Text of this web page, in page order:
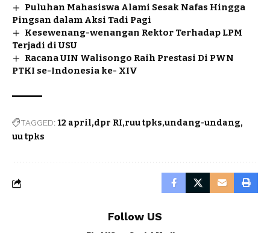
Puluhan Mahasiswa Alami Sesak Nafas Hingga
Pingsan dalam Aksi Tadi Pagi
Kesewenang-wenangan Rektor Terhadap LPM
Terjadi di USU
Racana UIN Walisongo Raih Prestasi Di PWN
PTKI se-Indonesia ke- XIV
TAGGED:12 april dpr RI ruu tpks undang-undang
uu tpks
Follow US